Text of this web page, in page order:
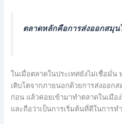
ตลาดหลักคือการส่งออกสมุน
ในเมื่อตลาดในประเทศยังไม่เชื่อมั่น
เติบโตจากภายนอกด้วยการส่งออก
ก่อน แล้วค่อยเข้ามาทำตลาดในเมือ
และถือว่าเป็นการเริ่มต้นที่ดีในการ